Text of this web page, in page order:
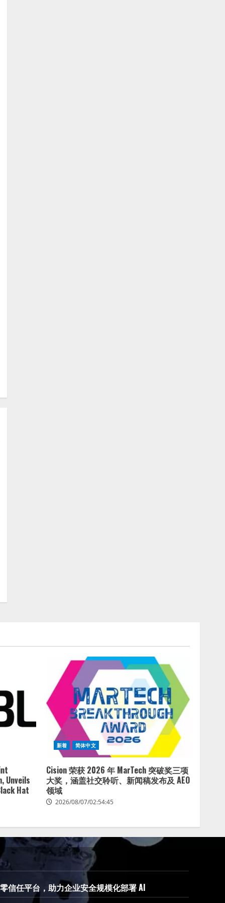
Unveils
Hat
新着 简体中文
Cision 荣获 2026 年 MarTech 突破奖三项
大奖，涵盖社交聆听、新闻稿发布及 AEO
领域
2026/08/07/02:54:45
信任平台，助力企业安全规模化部署 AI